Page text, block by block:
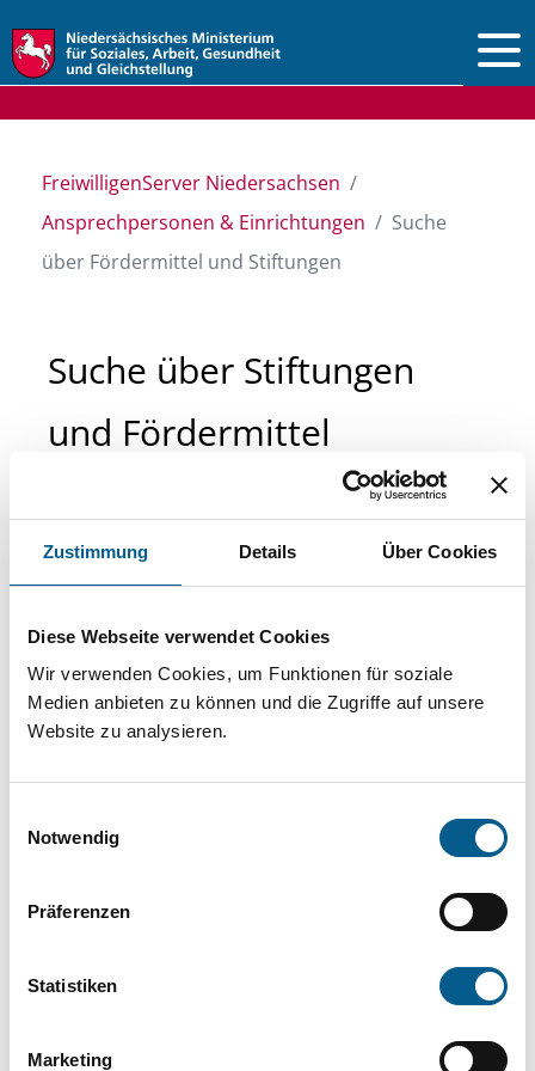
Zustimmung Details Über Cookies
Diese Webseite verwendet Cookies
Wir verwenden Cookies, um Funktionen für soziale
Medien anbieten zu können und die Zugriffe auf unsere
Website zu analysieren.
Notwendig
Präferenzen
Statistiken
Marketing
FreiwilligenServer Niedersachsen
Ansprechpersonen & Einrichtungen
Suche
über Fördermittel und Stiftungen
Suche über Stiftungen
und Fördermittel
Sie suchen finanzielle Unterstützung für ein
Projekt oder ein Vorhaben? Hier können Sie
direkt über unsere Fördermitteldatenbank und
Stiftungsdatenbank recherchieren. Bei der
Suche bitte die Groß- und Kleinschreibung
beachten.
Bitte Suchbegriff eingeben. Ergebnisse
können durch die Wahl von Bereichen oder
Suchen